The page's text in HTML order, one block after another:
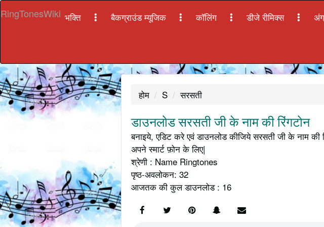
RingTonesWiki भक्ति बैकग्राउंड म्यूजिक कॉलिंग डीजे रीमिक्स
होम S सरसती
डाउनलोड सरसती जी के नाम की रिंगटोन
बनाइये, एडिट करे एवं डाउनलोड कीजिये सरसती जी के नाम
अपने स्मार्ट फ़ोन के लिए|
श्रेणी : Name Ringtones
पृष्ठ-अवलोकन: 32
आजतक की कुल डाउनलोड : 16